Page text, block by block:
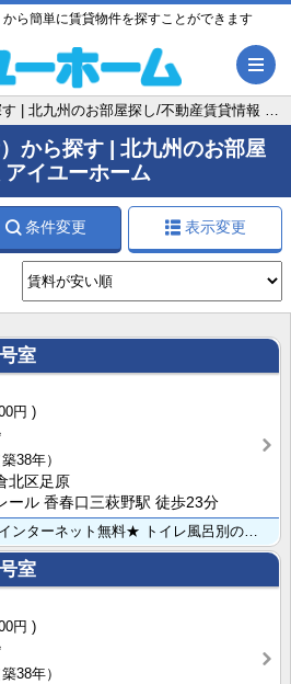
ら簡単に賃貸物件を探すことができます
州のお部屋探し/不動産賃貸情報 アイユーホーム
から探す | 北九州のお部屋
イユーホーム
条件変更 表示変更
室
円
築38年）
北区足原
ール 香春口三萩野駅 徒歩23分
●初期費用相談ください● ★インターネット無料★ トイレ風呂別のマンションタイプでお探しの方へ♪ コ･･･
室
円
築38年）